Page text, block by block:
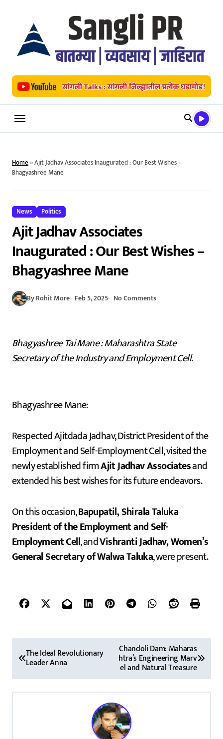
Home»Ajit Jadhav Associates Inaugurated : Our Best Wishes –
Bhagyashree Mane
News Politics
Ajit Jadhav Associates
Inaugurated : Our Best Wishes –
Bhagyashree Mane
By Rohit More Feb 5, 2025 No Comments
Bhagyashree Tai Mane : Maharashtra State
Secretary of the Industry and Employment Cell.
Bhagyashree Mane:
Respected Ajitdada Jadhav, District President of the
Employment and Self-Employment Cell, visited the
newly established firmAjit Jadhav Associatesand
extended his best wishes for its future endeavors.
On this occasion,Bapupatil, Shirala Taluka
President of the Employment and Self-
Employment Cell, andVishranti Jadhav, Women’s
General Secretary of Walwa Taluka, were present.
P
o
s
The Ideal Revolutionary
Leader Anna
Chandoli Dam: Maharas
htra’s Engineering Marv
el and Natural Treasure